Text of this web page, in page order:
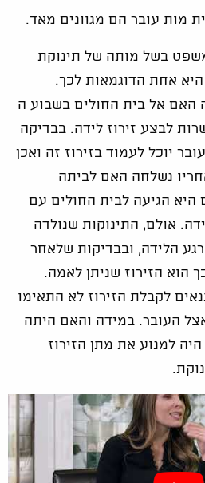
מות עובר הם מגוונים מאד.
בשל מותה של תינוקת
אחת הדוגמאות לכך.
האם אל בית החולים בשבוע ה
לבצע זירוז לידה. בבדיקה
יוכל לעמוד בזירוז זה ואכן
נשלחה האם לביתה
הגיעה לבית החולים עם
אולם, התינוקות שנולדה
10 שעות מרגע הלידה, ובבדיקות שלאחר
הוא הזירוז שניתן לאמה.
לקבלת הזירוז לא התאימו
העובר. במידה והאם היתה
היה למנוע את מתן הזירוז